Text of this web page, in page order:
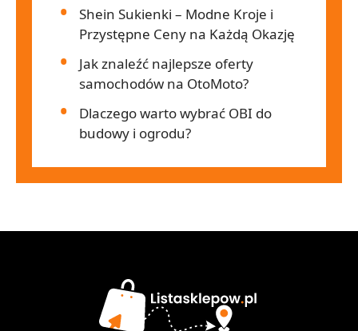
Shein Sukienki – Modne Kroje i
Przystępne Ceny na Każdą Okazję
Jak znaleźć najlepsze oferty
samochodów na OtoMoto?
Dlaczego warto wybrać OBI do
budowy i ogrodu?